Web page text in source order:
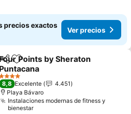
precios exactos
Ver precios
CompartirAgregar a favoritos
Four Points by Sheraton
Puntacana
4 Estrellas
8,8 Excelente
4.451
Playa Bávaro
Instalaciones modernas de fitness y
bienestar